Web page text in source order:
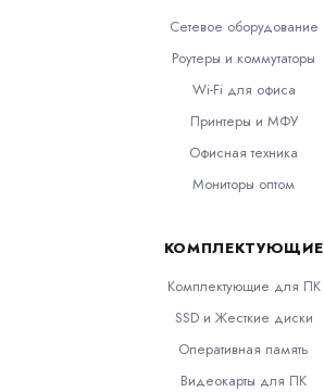
Сетевое оборудование
Роутеры и коммутаторы
Wi-Fi для офиса
Принтеры и МФУ
Офисная техника
Мониторы оптом
КОМПЛЕКТУЮЩИЕ
Комплектующие для ПК
SSD и Жесткие диски
Оперативная память
Видеокарты для ПК